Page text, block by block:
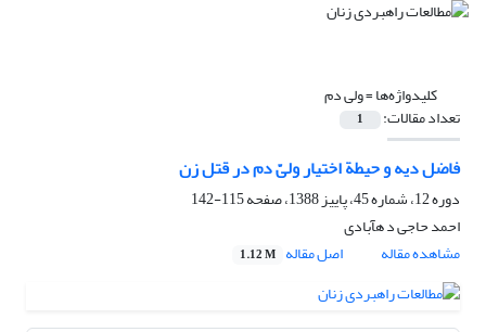
کلیدواژه‌ها =ولی دم
تعداد مقالات: 1
فاضل دیه و حیطة اختیار ولیّ دم در قتل زن
دوره 12، شماره 45، پاییز 1388، صفحه
115-142
احمد حاجی د هآبادی
مشاهده مقاله
اصل مقاله 1.12 M